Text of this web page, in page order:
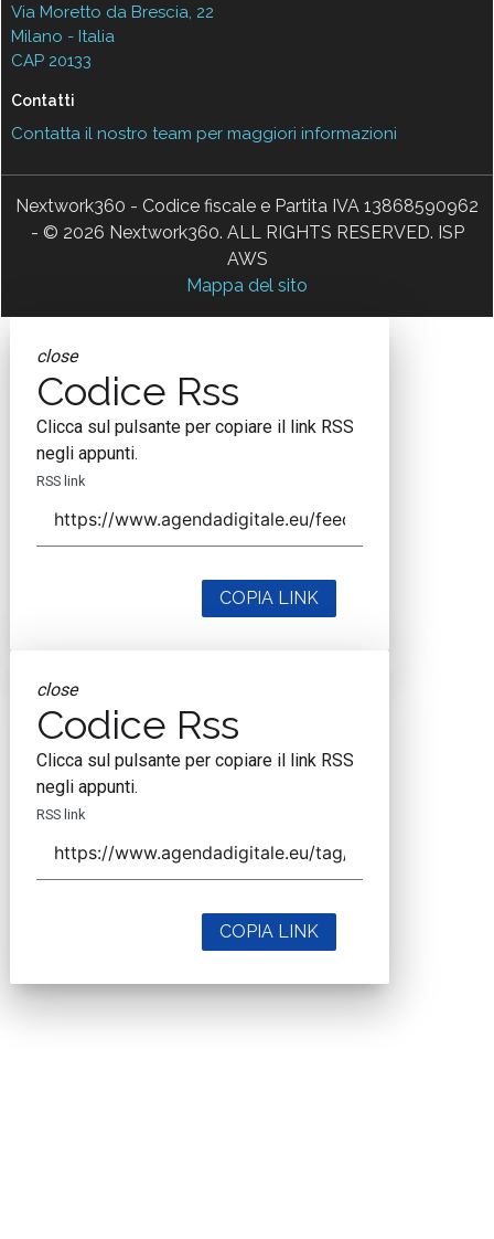
Via Moretto da Brescia, 22
Milano - Italia
CAP 20133
Contatti
Contatta il nostro team per maggiori informazioni
Nextwork360 - Codice fiscale e Partita IVA 13868590962
- © 2026 Nextwork360. ALL RIGHTS RESERVED. ISP
AWS
Mappa del sito
close
Codice Rss
Clicca sul pulsante per copiare il link RSS
negli appunti.
RSS link
COPIA LINK
close
Codice Rss
Clicca sul pulsante per copiare il link RSS
negli appunti.
RSS link
COPIA LINK